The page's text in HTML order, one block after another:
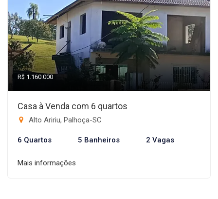
R$ 1.160.000
Casa à Venda com 6 quartos
Alto Aririu, Palhoça-SC
6 Quartos 5 Banheiros 2 Vagas
Mais informações